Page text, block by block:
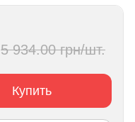
5 934.00 грн/шт.
Купить